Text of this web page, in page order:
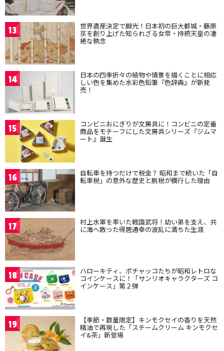
13 世界遺産決定で脚光！日本初の巨大都城・藤原
京を創り上げた知られざる女帝・持統天皇の凄
絶な執念
14 日本の四季折々の植物や情景を描くことに相応
しい色を集めた水彩色鉛筆『色辞典』が新発
売！
15 コンビニおにぎりが文房具に！コンビニの定番
商品をモチーフにした文房具シリーズ『ジムマ
ート』誕生
16 自転車を持つだけで税金？ 昭和まで続いた「自
転車税」の意外な歴史と脱税が横行した理由
17 村上水軍を率いた戦国武将！幼い弟を支え、共
に海へ散った得居通幸の波乱に満ちた生涯
18 ハローキティ、ポチャッコたちが昭和レトロな
コインケースに！「サンリオキャラクターズ コ
インケース」第２弾
19 【季節・数量限定】キンモクセイの香りを天然
精油で再現した「スチームクリーム キンモクセ
イ&茶」新登場